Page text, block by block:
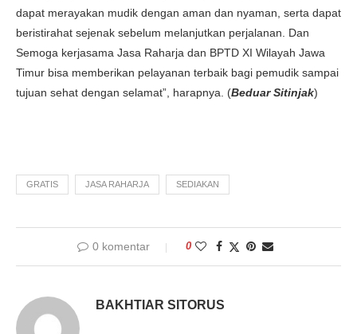
dapat merayakan mudik dengan aman dan nyaman, serta dapat
beristirahat sejenak sebelum melanjutkan perjalanan. Dan
Semoga kerjasama Jasa Raharja dan BPTD XI Wilayah Jawa
Timur bisa memberikan pelayanan terbaik bagi pemudik sampai
tujuan sehat dengan selamat”, harapnya. (Beduar Sitinjak)
GRATIS JASA RAHARJA SEDIAKAN
0 komentar 0
BAKHTIAR SITORUS